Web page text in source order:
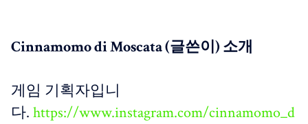
Cinnamomo di Moscata (글쓴이) 소개
게임 기획자입니
다. https://www.instagram.com/cinnamomo_d